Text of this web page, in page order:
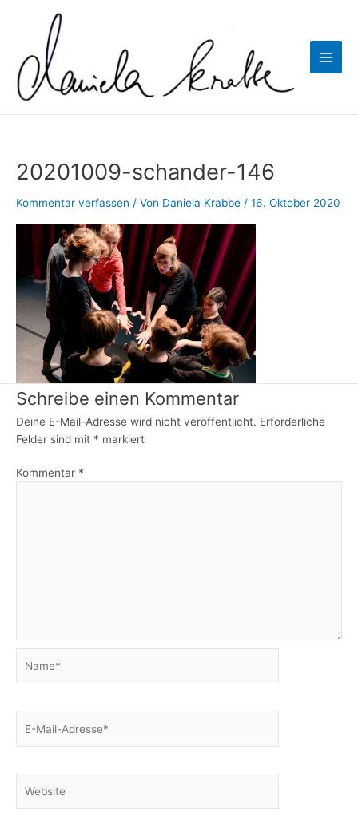
Main
20201009-schander-146
Kommentar verfassen / Von Daniela Krabbe / 16. Oktober 2020
Schreibe einen Kommentar
Deine E-Mail-Adresse wird nicht veröffentlicht. Erforderliche
Felder sind mit * markiert
Kommentar *
Mail-